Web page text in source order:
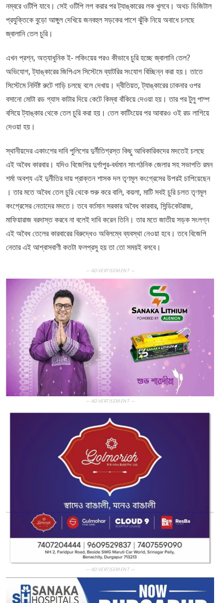
নম্বরে ওটিপি যাবে। সেই ওটিপি লগ করার পর ট্যাঙ্কারের লক খুলবে। অথচ ডিজিটাল
প্রযুক্তিকে বুড়ো আঙ্গুল দেখিয়ে জনবহুল সড়কের পাশে ঝুঁকি নিয়ে অবাধে চলছে
জ্বালানি তেল চুরি।
এখন প্রশ্ন, অত্যাধুনিক ই- লকিংয়ের পরও কীভাবে চুরি হচ্ছে জ্বালানি তেল?
অভিযোগ, ট্যাঙ্কারের জিপিএস সিস্টেমে ব্যাটরির সংযোগ বিচ্ছিন্ন করা হয়। তাতে
সিস্টেমে নির্দিষ্ট রুটে গাড়ি চলছে বলে দেখায়। দ্বীতিয়ত, ট্যাঙ্কারের ঢাকনার ওপর
বসানো মোটা রড গ্যাস কাটার দিয়ে কেটে কিম্বা বাঁকিয়ে দেওয়া হয়। তার পর টুলু পাম্প
বসিয়ে ট্যাঙ্কার থেকে তেল চুরি করা হয়। তেল কাটিংয়ের পর আবারও ওই রড লাগিয়ে
দেওয়া হয়।
স্থানীয়দের একাংশের দাবি পুলিশের দুর্নীতিগ্রস্ত কিছু আধিকারিকদের মদতেই চলছে
এই অবৈধ কারবার। যদিও বিজেপির দুর্গাপুর-বর্ধমান সাংগঠনিক জেলার সহ সভাপতি রমন
শর্মা অবশ্য এই দুর্নীতির দায় প্রাক্তন শাসক দল তৃণমূল কংগ্রেসের উপরই চাপিয়েছেন
। তার মতে অবৈধ তেল চুরি থেকে শুরু করে বালি, কয়লা, মাটি সবই চুরি চলত তৃণমূল
কংগ্রেসের নেতাদের মদতে। তবে বর্তমান সরকার অবৈধ কারবার, সিন্ডিকেটরাজ,
মাফিয়ারাজ বরদাস্ত করবে না বলেই দাবি করেন তিনি। তার মতে জাতীয় সড়ক সংলগ্ন
এই অবৈধ তেলের কারবারের বিরুদ্ধেও অবিলম্বে ব্যবস্থা নেওয়া হবে। তবে বিজেপি
নেতার এই আশ্বাসবাণী কতটা ফলপ্রসু হয় তা তো সময়ই বলবে।
— ADVERTISEMENT —
— ADVERTISEMENT —
— ADVERTISEMENT —